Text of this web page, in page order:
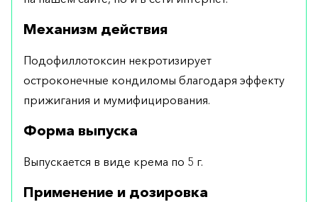
Механизм действия
Подофиллотоксин некротизирует
остроконечные кондиломы благодаря эффекту
прижигания и мумифицирования.
Форма выпуска
Выпускается в виде крема по 5 г.
Применение и дозировка